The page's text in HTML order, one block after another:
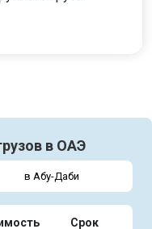
в ОАЭ
в Абу-Даби
Срок